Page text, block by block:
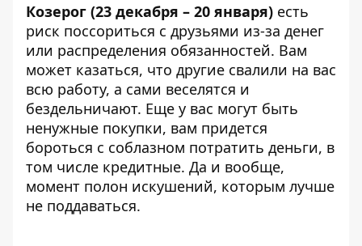
Козерог (23 декабря – 20 января) есть
риск поссориться с друзьями из-за денег
или распределения обязанностей. Вам
может казаться, что другие свалили на вас
всю работу, а сами веселятся и
бездельничают. Еще у вас могут быть
ненужные покупки, вам придется
бороться с соблазном потратить деньги, в
том числе кредитные. Да и вообще,
момент полон искушений, которым лучше
не поддаваться.